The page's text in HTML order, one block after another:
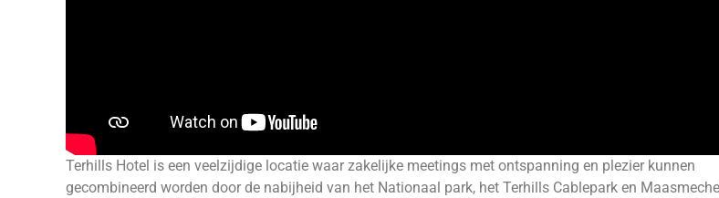
Terhills Hotel is een veelzijdige locatie waar zakelijke meetings met ontspanning en plezier kunnen
gecombineerd worden door de nabijheid van het Nationaal park, het Terhills Cablepark en